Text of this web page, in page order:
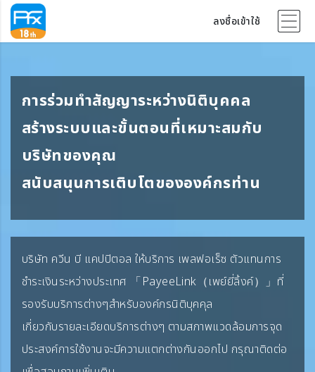
ลงชื่อเข้าใช้
การร่วมทำสัญญาระหว่างนิติบุคคล
สร้างระบบและขั้นตอนที่เหมาะสมกับ
บริษัทของคุณ
สนับสนุนการเติบโตขององค์กรท่าน
บริษัท ควีน บี แคปปิตอล ให้บริการ เพลฟอเร็ซ ตัวแทนการ
ชำระเงินระหว่างประเทศ 「PayeeLink（เพย์ยี่ลิ้งค์）」ที่
รองรับบริการต่างๆสำหรับองค์กรนิติบุคคุล
เกี่ยวกับรายละเอียดบริการต่างๆ ตามสภาพแวดล้อมการจุด
ประสงค์การใช้งานจะมีความแตกต่างกันออกไป กรุณาติดต่อ